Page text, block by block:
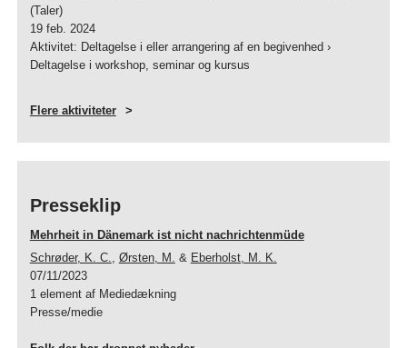
(Taler)
19 feb. 2024
Aktivitet: Deltagelse i eller arrangering af en begivenhed ›
Deltagelse i workshop, seminar og kursus
Flere aktiviteter
Presseklip
Mehrheit in Dänemark ist nicht nachrichtenmüde
Schrøder, K. C., Ørsten, M. & Eberholst, M. K.
07/11/2023
1 element af Mediedækning
Presse/medie